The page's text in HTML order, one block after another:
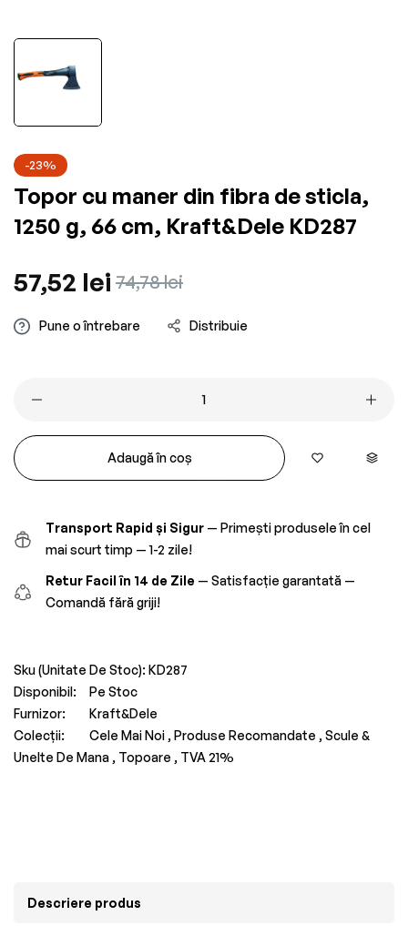
-23%
Topor cu maner din fibra de sticla,
1250 g, 66 cm, Kraft&Dele KD287
Preț
obișnuit
57,52 lei Preț
redus
74,78 lei
Pune o întrebare Distribuie
Adaugă în coș
Transport Rapid și Sigur — Primești produsele în cel
mai scurt timp — 1-2 zile!
Retur Facil în 14 de Zile — Satisfacție garantată —
Comandă fără griji!
Sku (Unitate De Stoc): KD287
Disponibil:
Pe Stoc
Furnizor:
Kraft&Dele
Colecții:
Cele Mai Noi , Produse Recomandate , Scule &
Unelte De Mana , Topoare , TVA 21%
Descriere produs